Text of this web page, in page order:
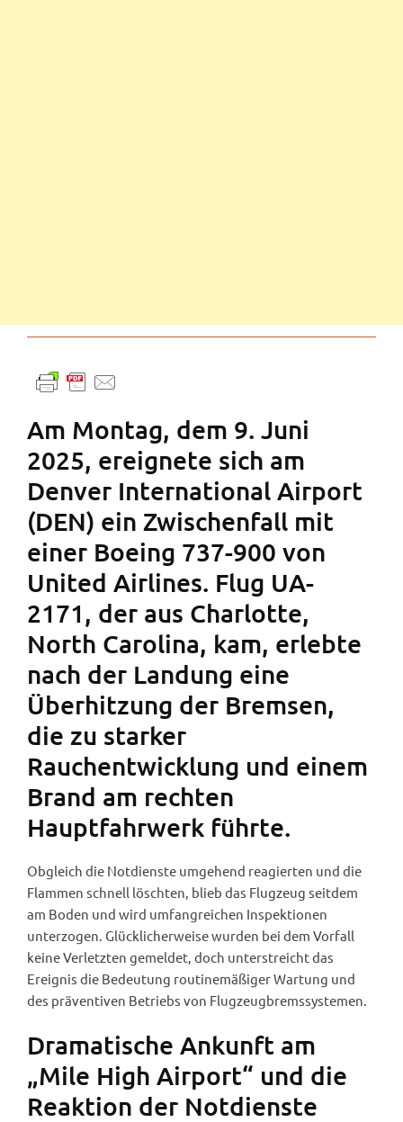
Am Montag, dem 9. Juni
2025, ereignete sich am
Denver International Airport
(DEN) ein Zwischenfall mit
einer Boeing 737-900 von
United Airlines. Flug UA-
2171, der aus Charlotte,
North Carolina, kam, erlebte
nach der Landung eine
Überhitzung der Bremsen,
die zu starker
Rauchentwicklung und einem
Brand am rechten
Hauptfahrwerk führte.
Obgleich die Notdienste umgehend reagierten und die
Flammen schnell löschten, blieb das Flugzeug seitdem
am Boden und wird umfangreichen Inspektionen
unterzogen. Glücklicherweise wurden bei dem Vorfall
keine Verletzten gemeldet, doch unterstreicht das
Ereignis die Bedeutung routinemäßiger Wartung und
des präventiven Betriebs von Flugzeugbremssystemen.
Dramatische Ankunft am
„Mile High Airport“ und die
Reaktion der Notdienste